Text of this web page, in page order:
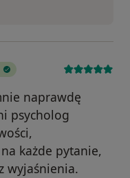
naprawdę
psycholog
każde pytanie,
wyjaśnienia.